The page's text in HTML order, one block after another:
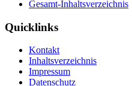
Gesamt-Inhaltsverzeichnis
Quicklinks
Kontakt
Inhaltsverzeichnis
Impressum
Datenschutz